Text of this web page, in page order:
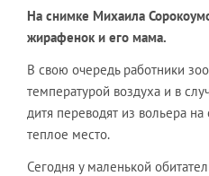
На снимке Михаила
жирафенок и его мама.
В свою очередь работники
температурой воздуха и в
дитя переводят из вольера
теплое место.
Сегодня у маленькой